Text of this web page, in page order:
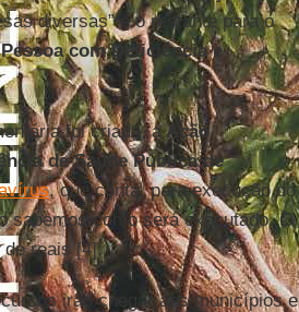
diversas” e o restante para o
Pessoa com Deficiência e
foi criada, aAção
de Saúde Pública de
, que conta, para execução do
sabemos como será executado. O
de reais [4].
irão chegar aos municípios e